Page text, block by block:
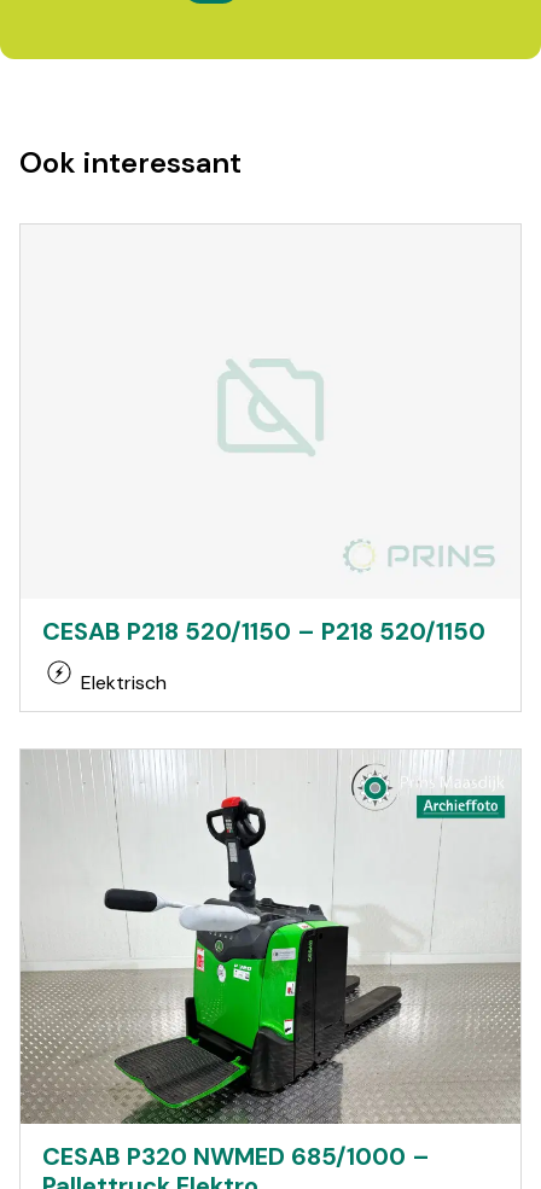
Ook interessant
CESAB P218 520/1150 – P218 520/1150
Elektrisch
CESAB P320 NWMED 685/1000 –